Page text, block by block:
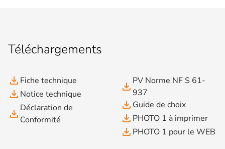
Téléchargements
file_download Fiche technique
file_download Notice technique
file_download Déclaration de
Conformité
file_download PV Norme NF S 61-
937
file_download Guide de choix
file_download PHOTO 1 à imprimer
file_download PHOTO 1 pour le WEB